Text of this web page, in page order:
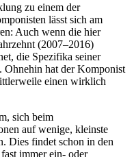
zu einem der
lässt sich am
Auch wenn die hier
(2007–2016)
die Spezifika seiner
Ohnehin hat der Komponist
einen wirklich
sich beim
auf wenige, kleinste
Dies findet schon in den
immer ein- oder